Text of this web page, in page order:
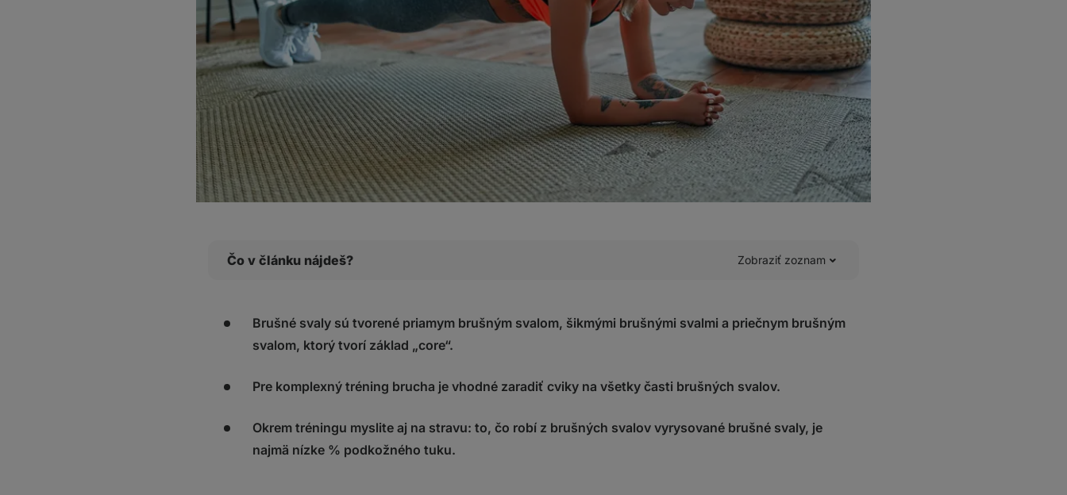
Čo v článku nájdeš? Zobraziť zoznam
2. TRX skracovačky
3. Rotácia s medicinbalom v sede
5. Zdvíhanie natiahnutých nôh poležiačky
7. Sťahovanie povrazu na hornej kladke v kľaku
8. Vznosy na hrazde s natiahnutými nohami
Čo si z toho odniesť?
Brušné svaly sú tvorené priamym brušným svalom, šikmými brušnými svalmi a priečnym brušným
svalom, ktorý tvorí základ „core“.
Pre komplexný tréning brucha je vhodné zaradiť cviky na všetky časti brušných svalov.
Okrem tréningu myslite aj na stravu: to, čo robí z brušných svalov vyrysované brušné svaly, je
najmä nízke % podkožného tuku.